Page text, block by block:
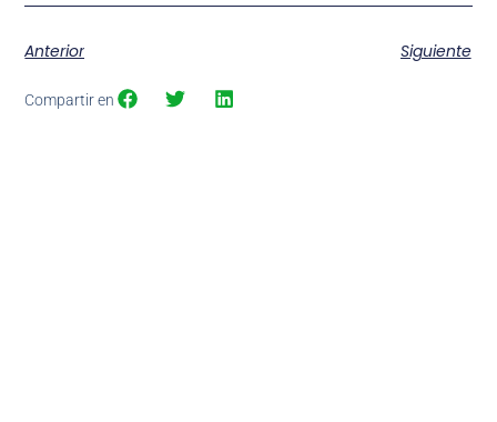
Anterior Siguiente
Compartir en